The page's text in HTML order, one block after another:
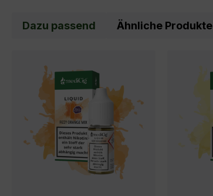
Dazu passend Ähnliche Produkte